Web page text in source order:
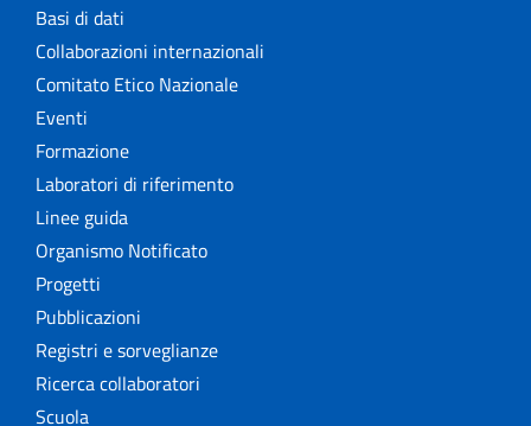
Basi di dati
Collaborazioni internazionali
Comitato Etico Nazionale
Eventi
Formazione
Laboratori di riferimento
Linee guida
Organismo Notificato
Progetti
Pubblicazioni
Registri e sorveglianze
Ricerca collaboratori
Scuola